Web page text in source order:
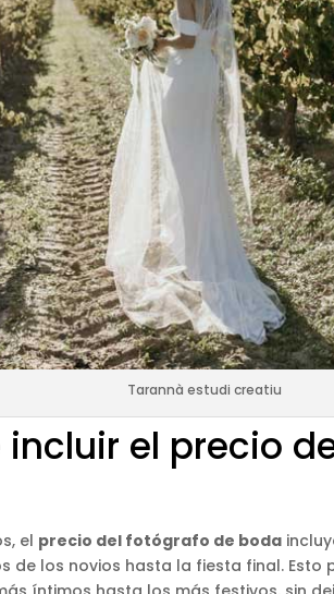
Tarannà estudi creatiu
incluir el precio
el precio del fotógrafo de boda
de los novios hasta la fiesta final.